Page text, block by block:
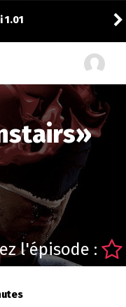
1.01
»
l'épisode :